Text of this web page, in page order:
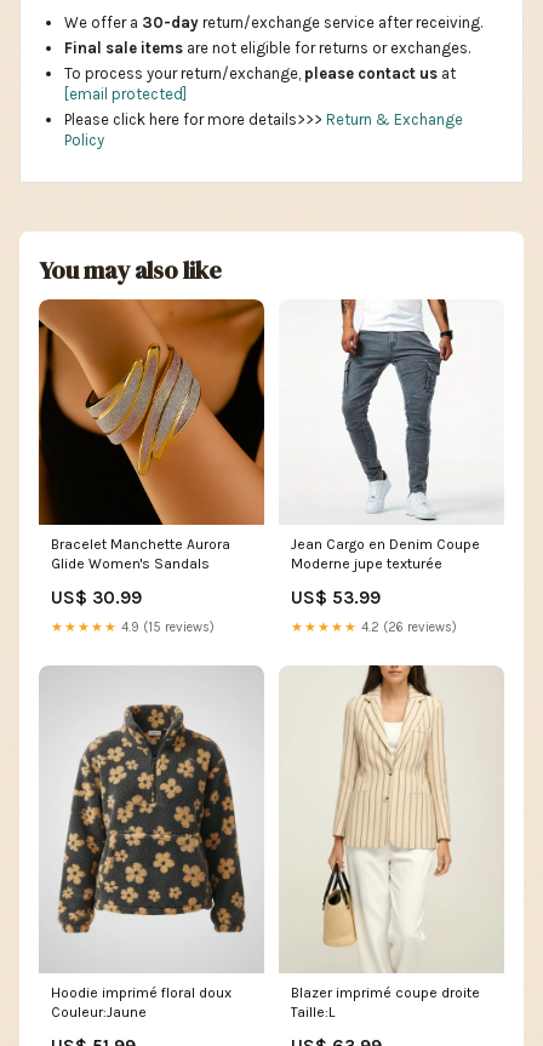
We offer a 30-day return/exchange service after receiving.
Final sale items are not eligible for returns or exchanges.
To process your return/exchange, please contact us at
[email protected]
Please click here for more details>>> Return & Exchange
Policy
You may also like
Bracelet Manchette Aurora
Glide Women's Sandals
US$ 30.99
★★★★★ 4.9 (15 reviews)
Jean Cargo en Denim Coupe
Moderne jupe texturée
US$ 53.99
★★★★★ 4.2 (26 reviews)
Hoodie imprimé floral doux
Couleur:Jaune
Blazer imprimé coupe droite
Taille:L